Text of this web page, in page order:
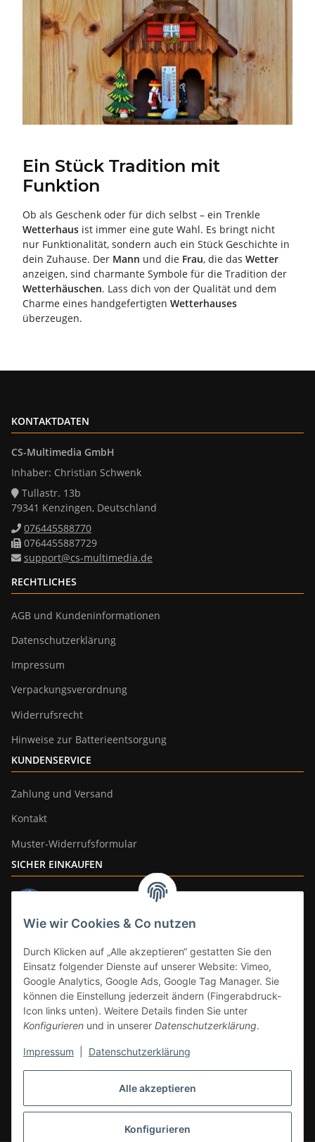
Alle akzeptieren
Konfigurieren
Wie wir Cookies & Co nutzen
Durch Klicken auf „Alle akzeptieren“ gestatten Sie den
Einsatz folgender Dienste auf unserer Website: Vimeo,
Google Analytics, Google Ads, Google Tag Manager. Sie
können die Einstellung jederzeit ändern (Fingerabdruck-
Icon links unten). Weitere Details finden Sie unter
Konfigurieren und in unserer Datenschutzerklärung.
Impressum Datenschutzerklärung
Ein Stück Tradition mit
Funktion
Ob als Geschenk oder für dich selbst – ein Trenkle
Wetterhaus ist immer eine gute Wahl. Es bringt nicht
nur Funktionalität, sondern auch ein Stück Geschichte in
dein Zuhause. Der Mann und die Frau, die das Wetter
anzeigen, sind charmante Symbole für die Tradition der
Wetterhäuschen. Lass dich von der Qualität und dem
Charme eines handgefertigten Wetterhauses
überzeugen.
KONTAKTDATEN
CS-Multimedia GmbH
Inhaber: Christian Schwenk
Tullastr. 13b
79341 Kenzingen, Deutschland
076445588770
0764455887729
support@cs-multimedia.de
RECHTLICHES
AGB und Kundeninformationen
Datenschutzerklärung
Impressum
Verpackungsverordnung
Widerrufsrecht
Hinweise zur Batterieentsorgung
KUNDENSERVICE
Zahlung und Versand
Kontakt
Muster-Widerrufsformular
SICHER EINKAUFEN
Vertrag widerrufen
* Alle Preise inkl. gesetzlicher Mwst., zzgl.Versand
DE, gilt nicht für Großgeräte per Spedition). Artikel mit 0% MwSt. (gem. §
12 Abs. 3 UStG) Versand nur innerhalb DE.